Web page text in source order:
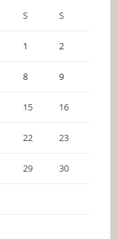
S S
1 2
8 9
15 16
22 23
29 30